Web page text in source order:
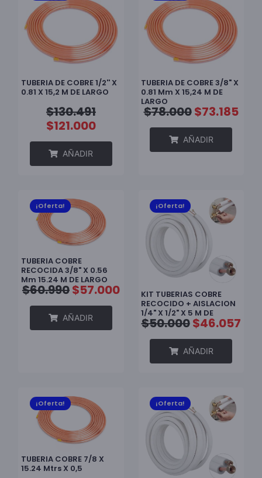
TUBERIA DE COBRE 1/2'' X
0.81 X 15,2 M DE LARGO
$130.491
$121.000
AÑADIR
TUBERIA DE COBRE 3/8" X
0.81 Mm X 15,24 M DE
LARGO
$78.000$73.185
AÑADIR
TUBERIA COBRE
RECOCIDA 3/8" X 0.56
Mm 15.24 M DE LARGO
¡Oferta!
$60.990$57.000
AÑADIR
KIT TUBERIAS COBRE
RECOCIDO + AISLACION
1/4" X 1/2" X 5 M DE
LARGO
¡Oferta!
$50.000$46.057
AÑADIR
TUBERIA COBRE 7/8 X
15.24 Mtrs X 0,5
¡Oferta! ¡Oferta!